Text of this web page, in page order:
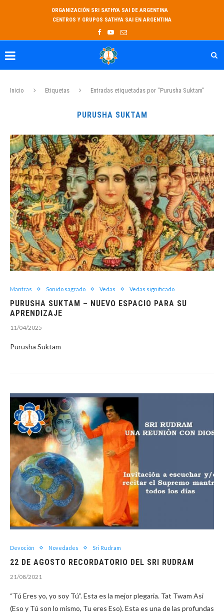
ORGANIZACIÓN SRI SATHYA SAI DE ARGENTINA
CENTROS Y GRUPOS SATHYA SAI EN ARGENTINA
Inicio Etiquetas Entradas etiquetadas por "Purusha Suktam"
PURUSHA SUKTAM
Mantras Sonido sagrado Vedas Vedas significado
PURUSHA SUKTAM – NUEVO ESPACIO PARA SU
APRENDIZAJE
11/04/2025
Purusha Suktam
Devoción Novedades Sri Rudram
22 DE AGOSTO RECORDATORIO DEL SRI RUDRAM
21/08/2021
“Tú Eres yo, yo soy Tú”. Esta es la mejor plegaria. Tat Twam Asi
(Eso y Tú son lo mismo, Tu eres Eso). Esta es una de las profundas